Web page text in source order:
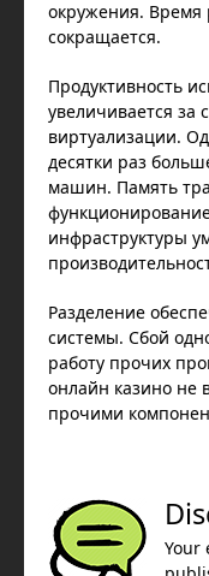
окружения. Время
сокращается.
Продуктивность
увеличивается за
виртуализации.
десятки раз
машин. Память
инфраструктуры
Разделение
системы. Сбой
работу прочих
онлайн казино не
прочими
Your